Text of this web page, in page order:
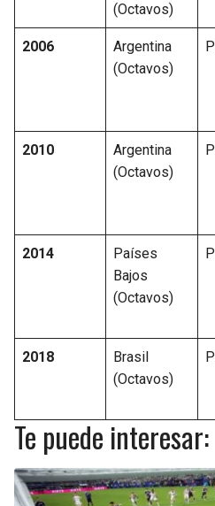
(Octavos)
2006
Argentina
(Octavos)
2010
Argentina
(Octavos)
2014
Países
Bajos
(Octavos)
2018
Brasil
(Octavos)
Te puede interesar: